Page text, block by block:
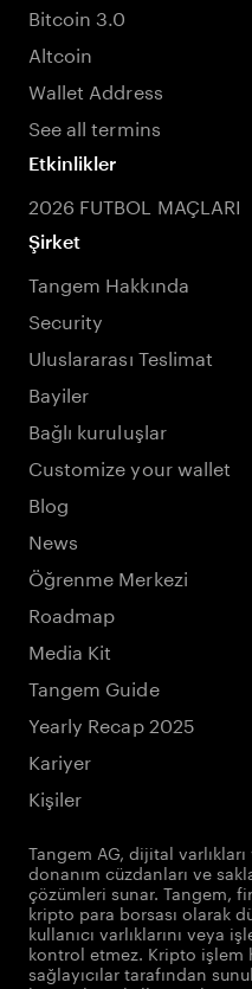
Bitcoin 3.0
Altcoin
Wallet Address
See all termins
Etkinlikler
2026 FUTBOL MAÇLARI
Şirket
Tangem Hakkında
Security
Uluslararası Teslimat
Bayiler
Bağlı kuruluşlar
Customize your wallet
Blog
News
Öğrenme Merkezi
Roadmap
Media Kit
Tangem Guide
Yearly Recap 2025
Kariyer
Kişiler
Tangem AG, dijital
donanım cüzdanları ve
çözümleri sunar. Tangem,
kripto para borsası olarak
kullanıcı varlıklarını veya
kontrol etmez. Kripto
sağlayıcılar tarafından